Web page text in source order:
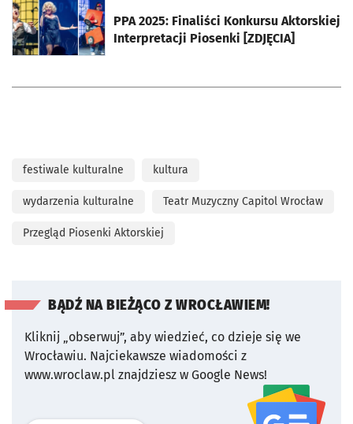
PPA 2025: Finaliści Konkursu Aktorskiej
Interpretacji Piosenki [ZDJĘCIA]
otworzy się w nowej karcie
festiwale kulturalne kultura
wydarzenia kulturalne Teatr Muzyczny Capitol Wrocław
Przegląd Piosenki Aktorskiej
BĄDŹ NA BIEŻĄCO Z WROCŁAWIEM!
Kliknij „obserwuj”, aby wiedzieć, co dzieje się we
Wrocławiu. Najciekawsze wiadomości z
www.wroclaw.pl znajdziesz w Google News!